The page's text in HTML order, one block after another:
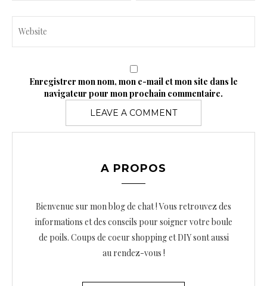
Enregistrer mon nom, mon e-mail et mon site dans le
navigateur pour mon prochain commentaire.
A PROPOS
Bienvenue sur mon blog de chat ! Vous retrouvez des
informations et des conseils pour soigner votre boule
de poils. Coups de coeur shopping et DIY sont aussi
au rendez-vous !